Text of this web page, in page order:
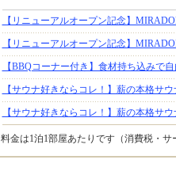
【リニューアルオープン記念】
【リニューアルオープン記念】
【BBQコーナー付き】食材持ち込みで
【サウナ好きならコレ！】薪の本格サ
【サウナ好きならコレ！】薪の本格サ
料金は1泊1部屋あたりです（消費税・サ